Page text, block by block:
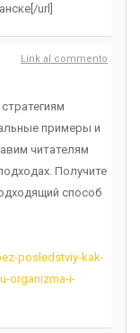
url]
Link al commento
примеры и
читателям
Получите
способ
posledstviy-kak-
organizma-i-